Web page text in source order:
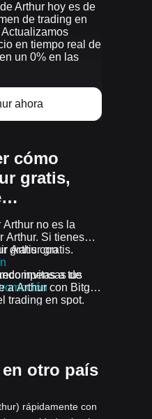
Arthur hoy es de
de trading en
en tiempo real de
un 0% en las
ahora
cómo
gratis,
no es la
Arthur. Si tienes
Arthur gratis.
gratis con
invitas a tus
en curso
de
a Arthur con Bitget
trading en spot.
otro país
rápidamente con